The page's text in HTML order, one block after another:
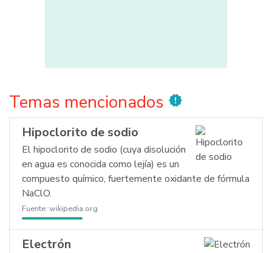
Temas mencionados new_releases
Hipoclorito de sodio
El hipoclorito de sodio (cuya disolución
en agua es conocida como lejía) es un
compuesto químico, fuertemente oxidante de fórmula
NaClO.
Fuente: wikipedia.org
Electrón